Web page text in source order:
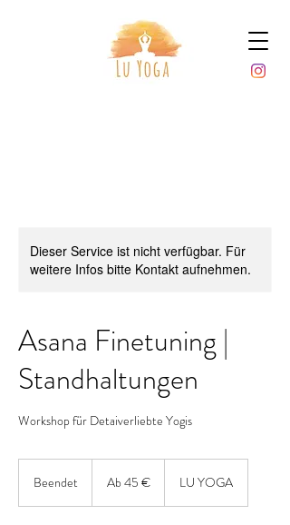
Dieser Service ist nicht verfügbar. Für
weitere Infos bitte Kontakt aufnehmen.
Asana Finetuning |
Standhaltungen
Workshop für Detaiverliebte Yogis
Beendet
EuroAb 45 € LU YOGA